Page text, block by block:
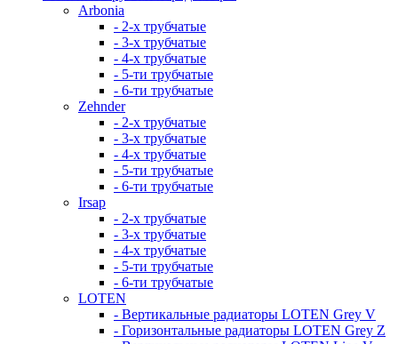
Arbonia
- 2-х трубчатые
- 3-х трубчатые
- 4-х трубчатые
- 5-ти трубчатые
- 6-ти трубчатые
Zehnder
- 2-х трубчатые
- 3-х трубчатые
- 4-х трубчатые
- 5-ти трубчатые
- 6-ти трубчатые
Irsap
- 2-х трубчатые
- 3-х трубчатые
- 4-х трубчатые
- 5-ти трубчатые
- 6-ти трубчатые
LOTEN
- Вертикальные радиаторы LOTEN Grey V
- Горизонтальные радиаторы LOTEN Grey Z